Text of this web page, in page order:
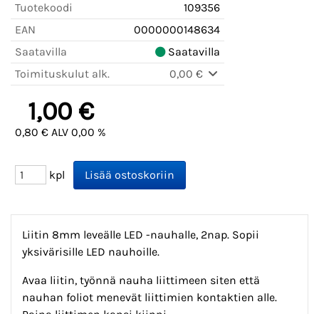
Tuotekoodi
109356
EAN
0000000148634
Saatavilla
Saatavilla
Toimituskulut alk.
0,00 €
1,00 €
0,80 € ALV 0,00 %
kpl
Liitin 8mm leveälle LED -nauhalle, 2nap. Sopii
yksivärisille LED nauhoille.
Avaa liitin, työnnä nauha liittimeen siten että
nauhan foliot menevät liittimien kontaktien alle.